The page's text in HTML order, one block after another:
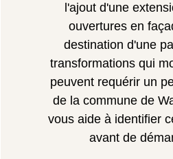
l'ajout d'une
ouvertures en
destination d'une
transformations qui
peuvent requérir un
de la commune de
vous aide à identifier
avant de